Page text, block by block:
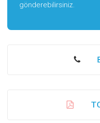
gönderebilirsiniz.